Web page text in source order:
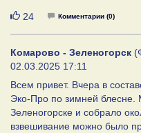
Нравится
24 Комментарии (0)
Комарово - Зеленогорск
02.03.2025 17:11
Всем привет. Вчера в
Эко-Про по зимней
Зеленогорске и собрало
взвешивание можно было